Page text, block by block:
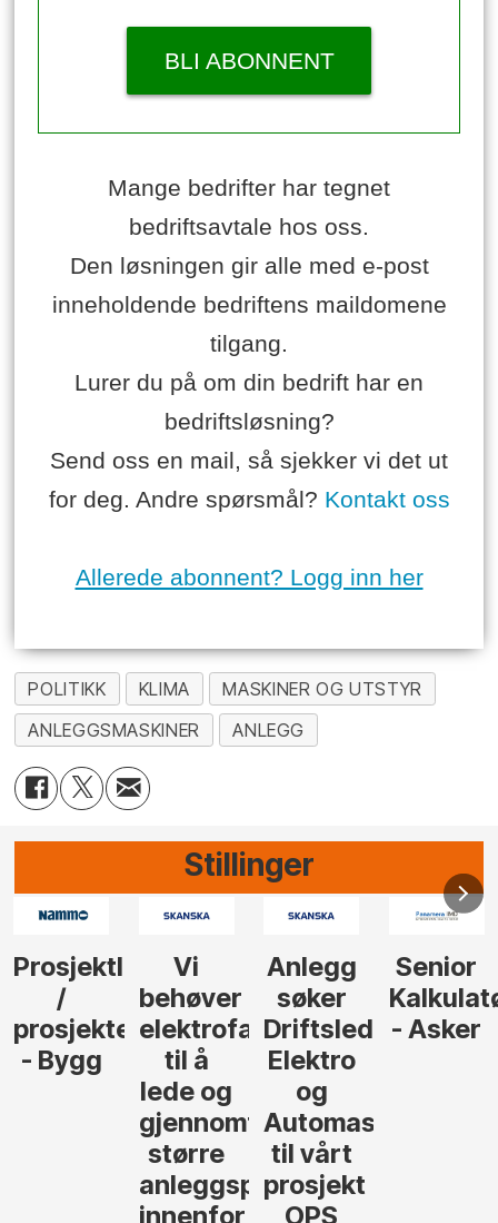
BLI ABONNENT
Mange bedrifter har tegnet
bedriftsavtale hos oss.
Den løsningen gir alle med e-post
inneholdende bedriftens maildomene
tilgang.
Lurer du på om din bedrift har en
bedriftsløsning?
Send oss en mail, så sjekker vi det ut
for deg. Andre spørsmål? Kontakt oss
Allerede abonnent? Logg inn her
POLITIKK KLIMA
MASKINER OG UTSTYR
ANLEGGSMASKINER
ANLEGG
Stillinger
Anlegg
søker
Driftsleder
Elektro
Automasjon
Senior
Kalkulatør
- Asker
Senior
Tilbudsleder
Anlegg
- Oslo